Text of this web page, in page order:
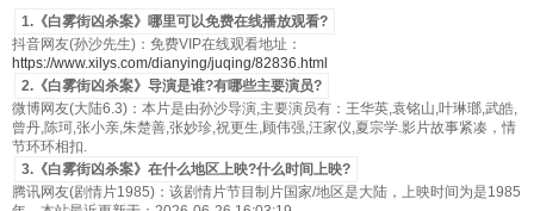
1.《白雾街凶杀案》哪里可以免费在线播放观看?
抖音网友(孙沙先生)：免费VIP在线观看地址：
https://www.xilys.com/dianying/juqing/82836.html
2.《白雾街凶杀案》导演是谁?有哪些主要演员?
微博网友(大陆6.3)：本片是由孙沙导演,主要演员有：王华英,袁铭山,叶琳瑯,武皓,
曾丹,陈珂,张小亲,朱楚善,张妙珍,祝更生,顾伟强,汪家仪,夏宗学.影片故事紧凑，情
节环环相扣.
3.《白雾街凶杀案》在什么地区上映?什么时间上映?
腾讯网友(剧情片1985)：该剧情片节目制片国家/地区是大陆，上映时间为是1985